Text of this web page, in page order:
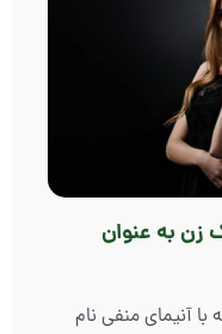
به عنوان
با آنیمای منفی نام